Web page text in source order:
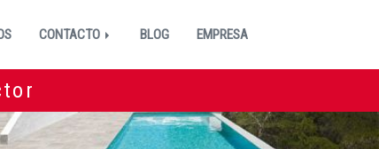
CONTACTO BLOG EMPRESA